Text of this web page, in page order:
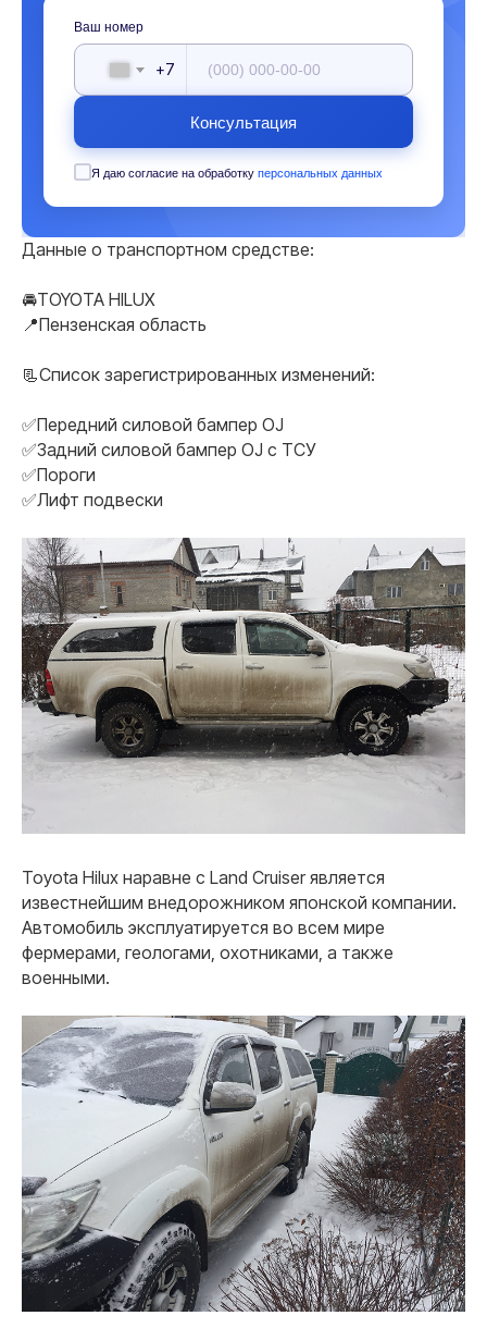
Ваш номер
+7
Консультация
Я даю согласие на обработку персональных данных
Данные о транспортном средстве:
🚘TOYOTA HILUX
📍Пензенская область
📃Список зарегистрированных изменений:
✅Передний силовой бампер OJ
✅Задний силовой бампер OJ с ТСУ
✅Пороги
✅Лифт подвески
Toyota Hilux наравне с Land Cruiser является
известнейшим внедорожником японской компании.
Автомобиль эксплуатируется во всем мире
фермерами, геологами, охотниками, а также
военными.